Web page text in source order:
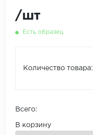
/шт
Есть образец
Количество товара:
Всего:
В корзину